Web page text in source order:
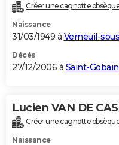
Créer une cagnotte
Naissance
31/03/1949 à Verneuil-
Décès
27/12/2006 à Saint-Gobain
Lucien VAN DE
Créer une cagnotte
Naissance